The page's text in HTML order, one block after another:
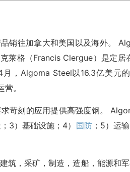
销往加拿大和美国以及海外。
莱格（Francis Clergue）是定
，Algoma Steel以16.3亿美元
。
苛刻的应用提供高强度钢。
3）基础设施；4） 国防；5）运
筑，采矿，制造，造船，能源和